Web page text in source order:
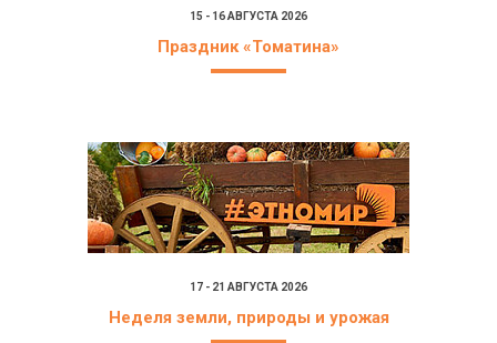
15 - 16 АВГУСТА 2026
Праздник «Томатина»
17 - 21 АВГУСТА 2026
Неделя земли, природы и урожая